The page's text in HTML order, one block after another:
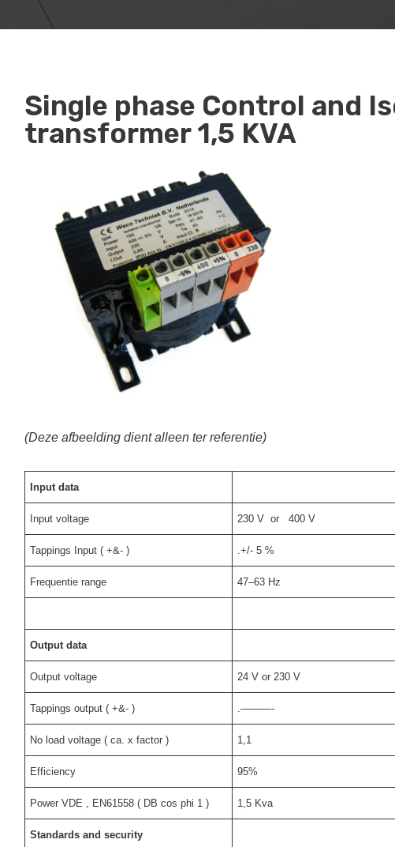
Single phase Control and
transformer 1,5 KVA
(Deze afbeelding dient alleen ter referentie)
Input data
Input voltage 230 V or 400 V
Tappings Input ( +&- ) .+/- 5 %
Frequentie range 47–63 Hz
Output data
Output voltage 24 V or 230 V
Tappings output ( +&- ) .———-
No load voltage ( ca. x factor ) 1,1
Efficiency 95%
Power VDE , EN61558 ( DB cos phi 1 ) 1,5 Kva
Standards and security